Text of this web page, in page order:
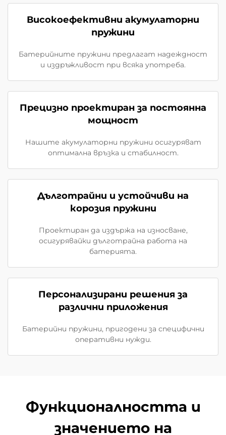
Високоефективни акумулаторни
пружини
Батерийните пружини предлагат надеждност
и издръжливост при всяка употреба.
Прецизно проектиран за постоянна
мощност
Нашите акумулаторни пружини осигуряват
оптимална връзка и стабилност.
Дълготрайни и устойчиви на
корозия пружини
Проектиран да издържа на износване,
осигурявайки дълготрайна работа на
батерията.
Персонализирани решения за
различни приложения
Батерийни пружини, пригодени за специфични
оперативни нужди.
Функционалността и
значението на